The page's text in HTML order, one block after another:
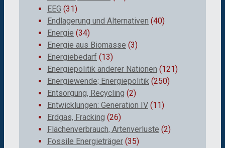
EEG (31)
Endlagerung und Alternativen (40)
Energie (34)
Energie aus Biomasse (3)
Energiebedarf (13)
Energiepolitik anderer Nationen (121)
Energiewende; Energiepolitik (250)
Entsorgung, Recycling (2)
Entwicklungen: Generation IV (11)
Erdgas, Fracking (26)
Flächenverbrauch, Artenverluste (2)
Fossile Energieträger (35)